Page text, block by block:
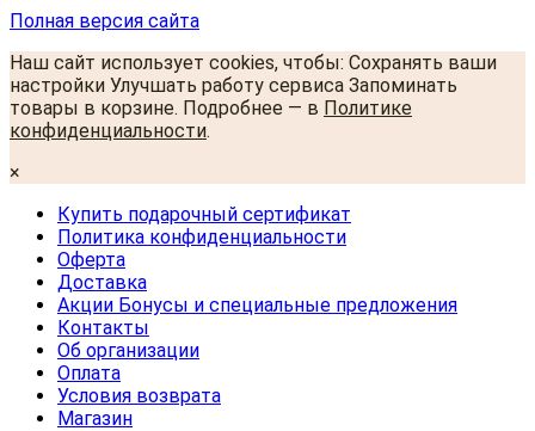
Полная версия сайта
Наш сайт использует cookies, чтобы: Сохранять ваши
настройки Улучшать работу сервиса Запоминать
товары в корзине. Подробнее — в Политике
конфиденциальности.
×
Купить подарочный сертификат
Политика конфиденциальности
Оферта
Доставка
Акции Бонусы и специальные предложения
Контакты
Об организации
Оплата
Условия возврата
Магазин